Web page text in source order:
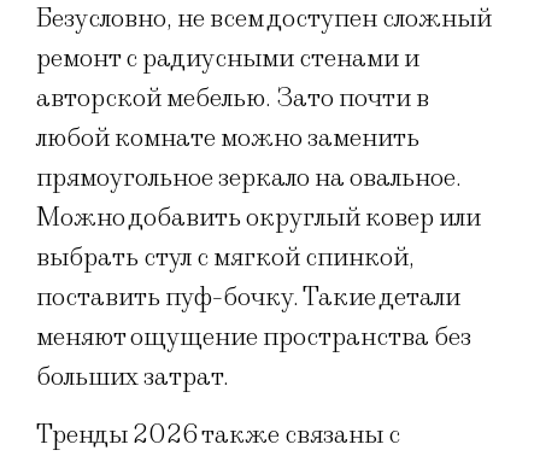
Безусловно, не всем доступен сложный
ремонт с радиусными стенами и
авторской мебелью. Зато почти в
любой комнате можно заменить
прямоугольное зеркало на овальное.
Можно добавить округлый ковер или
выбрать стул с мягкой спинкой,
поставить пуф-бочку. Такие детали
меняют ощущение пространства без
больших затрат.
Тренды 2026 также связаны с